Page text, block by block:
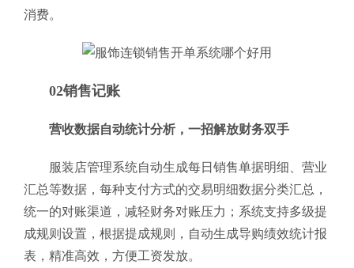
消费。
02销售记账
营收数据自动统计分析，一招解放财务双手
服装店管理系统自动生成每日销售单据明细、营业
汇总等数据，每种支付方式的交易明细数据分类汇总，
统一的对账渠道，减轻财务对账压力；系统支持多级提
成规则设置，根据提成规则，自动生成导购绩效统计报
表，精准高效，方便工资发放。